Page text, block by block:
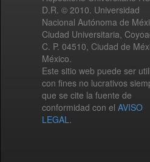
D.R. © 2010. Universidad
Nacional Autónoma de
Ciudad Universitaria,
C. P. 04510, Ciudad de
México.
Este sitio web puede ser
con fines no lucrativos
que se cite la fuente de
conformidad con el AVISO
LEGAL.